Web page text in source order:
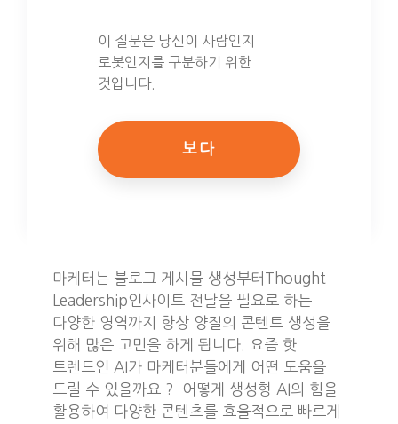
이 질문은 당신이 사람인지
로봇인지를 구분하기 위한
것입니다.
마케터는 블로그 게시물 생성부터Thought
Leadership인사이트 전달을 필요로 하는
다양한 영역까지 항상 양질의 콘텐트 생성을
위해 많은 고민을 하게 됩니다. 요즘 핫
트렌드인 AI가 마케터분들에게 어떤 도움을
드릴 수 있을까요 ? 어떻게 생성형 AI의 힘을
활용하여 다양한 콘텐츠를 효율적으로 빠르게